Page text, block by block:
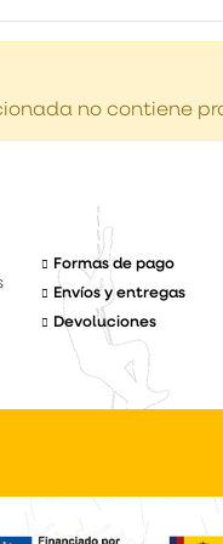
no contiene
Formas de pago
Envíos y entregas
Devoluciones